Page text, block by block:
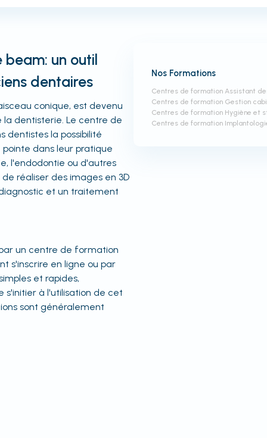
un outil
dentaires
conique, est devenu
la dentisterie. Le centre de
dentistes la possibilité
dans leur pratique
l'endodontie ou d'autres
réaliser des images en 3D
et un traitement
un centre de formation
s'inscrire en ligne ou par
et rapides,
à l'utilisation de cet
sont généralement
Nos Formations
Centres de formation Assistant
Centres de formation Gestion
Centres de formation Hygiène et
Centres de formation